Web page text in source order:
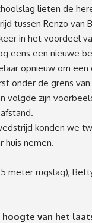
lieten de
tussen Renzo van
in het voordeel
eens een nieuwe
opnieuw om een
onder de grens
volgde zijn
konden we
huis nemen.
meter rugslag),
hoogte van het